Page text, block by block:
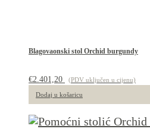
Blagovaonski stol Orchid burgundy
€2.401,20 (PDV uključen u cijenu)
Dodaj u košaricu